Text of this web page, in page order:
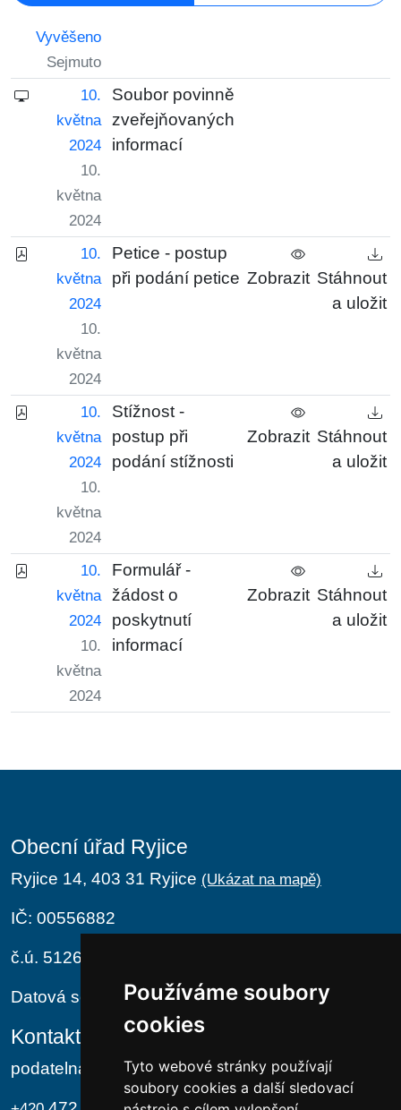
Používáme soubory
cookies
Tyto webové stránky používají
soubory cookies a další sledovací
Vyvěšeno
Sejmuto
10.
května
2024
10.
května
2024
Soubor povinně
zveřejňovaných
informací
10.
května
2024
10.
května
2024
Petice - postup
při podání petice Zobrazit Stáhnout
a uložit
10.
května
2024
10.
května
2024
Stížnost -
postup při
podání stížnosti
Zobrazit Stáhnout
a uložit
10.
května
2024
10.
května
2024
Formulář -
žádost o
poskytnutí
informací
Zobrazit Stáhnout
a uložit
Obecní úřad Ryjice
Ryjice 14, 403 31 Ryjice (Ukázat na mapě)
IČ: 00556882
č.ú. 5126411/0100
Datová schránka: hvwa7jr
Kontakt
podatelna@ryjice.cz